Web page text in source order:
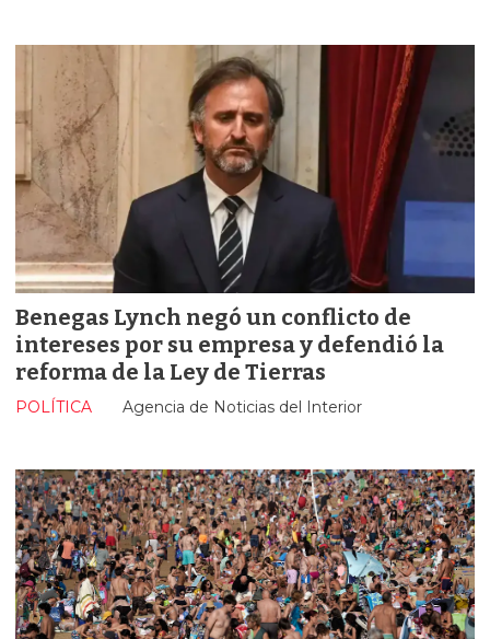
Benegas Lynch negó un conflicto de
intereses por su empresa y defendió la
reforma de la Ley de Tierras
Agencia de Noticias del Interior
POLÍTICA